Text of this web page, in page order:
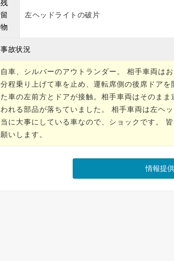
残
留
物
左ヘッドライトの破片
事故状況
自車、シルバーのアウトランダー。 相手車両は
分程乗り上げて車を止め、運転席側の後席ドア
た車の左前方とドアが接触。相手車両はそのま
われる部品が落ちていました。 相手車両は左ヘ
当に大事にしている車なので、ショックです。
願いします。